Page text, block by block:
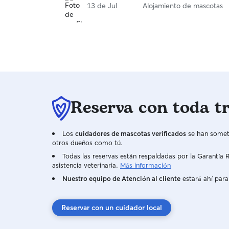
13 de Jul Alojamiento de mascotas
Reserva con toda
Los cuidadores de mascotas verificados se han
otros dueños como tú.
Todas las reservas están respaldadas por la
asistencia veterinaria. Más información
Nuestro equipo de Atención al cliente estará ahí
Reservar con un cuidador local